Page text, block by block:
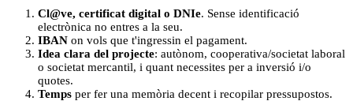
Cl@ve, certificat digital o DNIe. Sense identificació
electrònica no entres a la seu.
IBAN on vols que t'ingressin el pagament.
Idea clara del projecte: autònom, cooperativa/societat laboral
o societat mercantil, i quant necessites per a inversió i/o
quotes.
Temps per fer una memòria decent i recopilar pressupostos.